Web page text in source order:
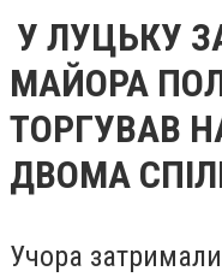
У ЛУЦЬКУ
МАЙОРА
ТОРГУВАВ
ДВОМА
Учора